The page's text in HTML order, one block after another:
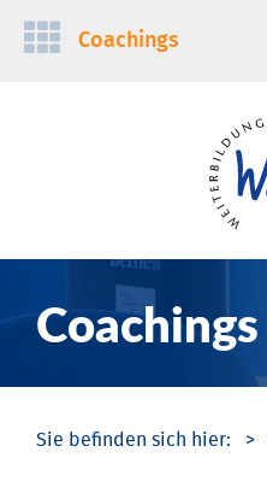
Navigation
Coachings
Coachings